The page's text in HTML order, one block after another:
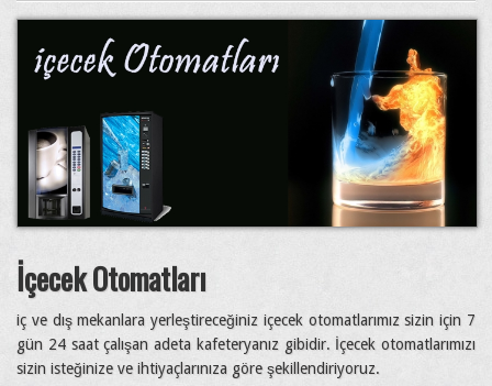
İçecek Otomatları
iç ve dış mekanlara yerleştireceğiniz içecek otomatlarımız sizin için 7
gün 24 saat çalışan adeta kafeteryanız gibidir. İçecek otomatlarımızı
sizin isteğinize ve ihtiyaçlarınıza göre şekillendiriyoruz.